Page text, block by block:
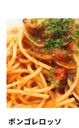
ボンゴレロッソ